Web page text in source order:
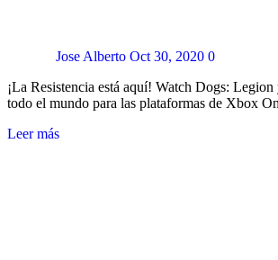
Jose Alberto Oct 30, 2020 0
¡La Resistencia está aquí! Watch Dogs: Legion
todo el mundo para las plataformas de Xbox
Leer más